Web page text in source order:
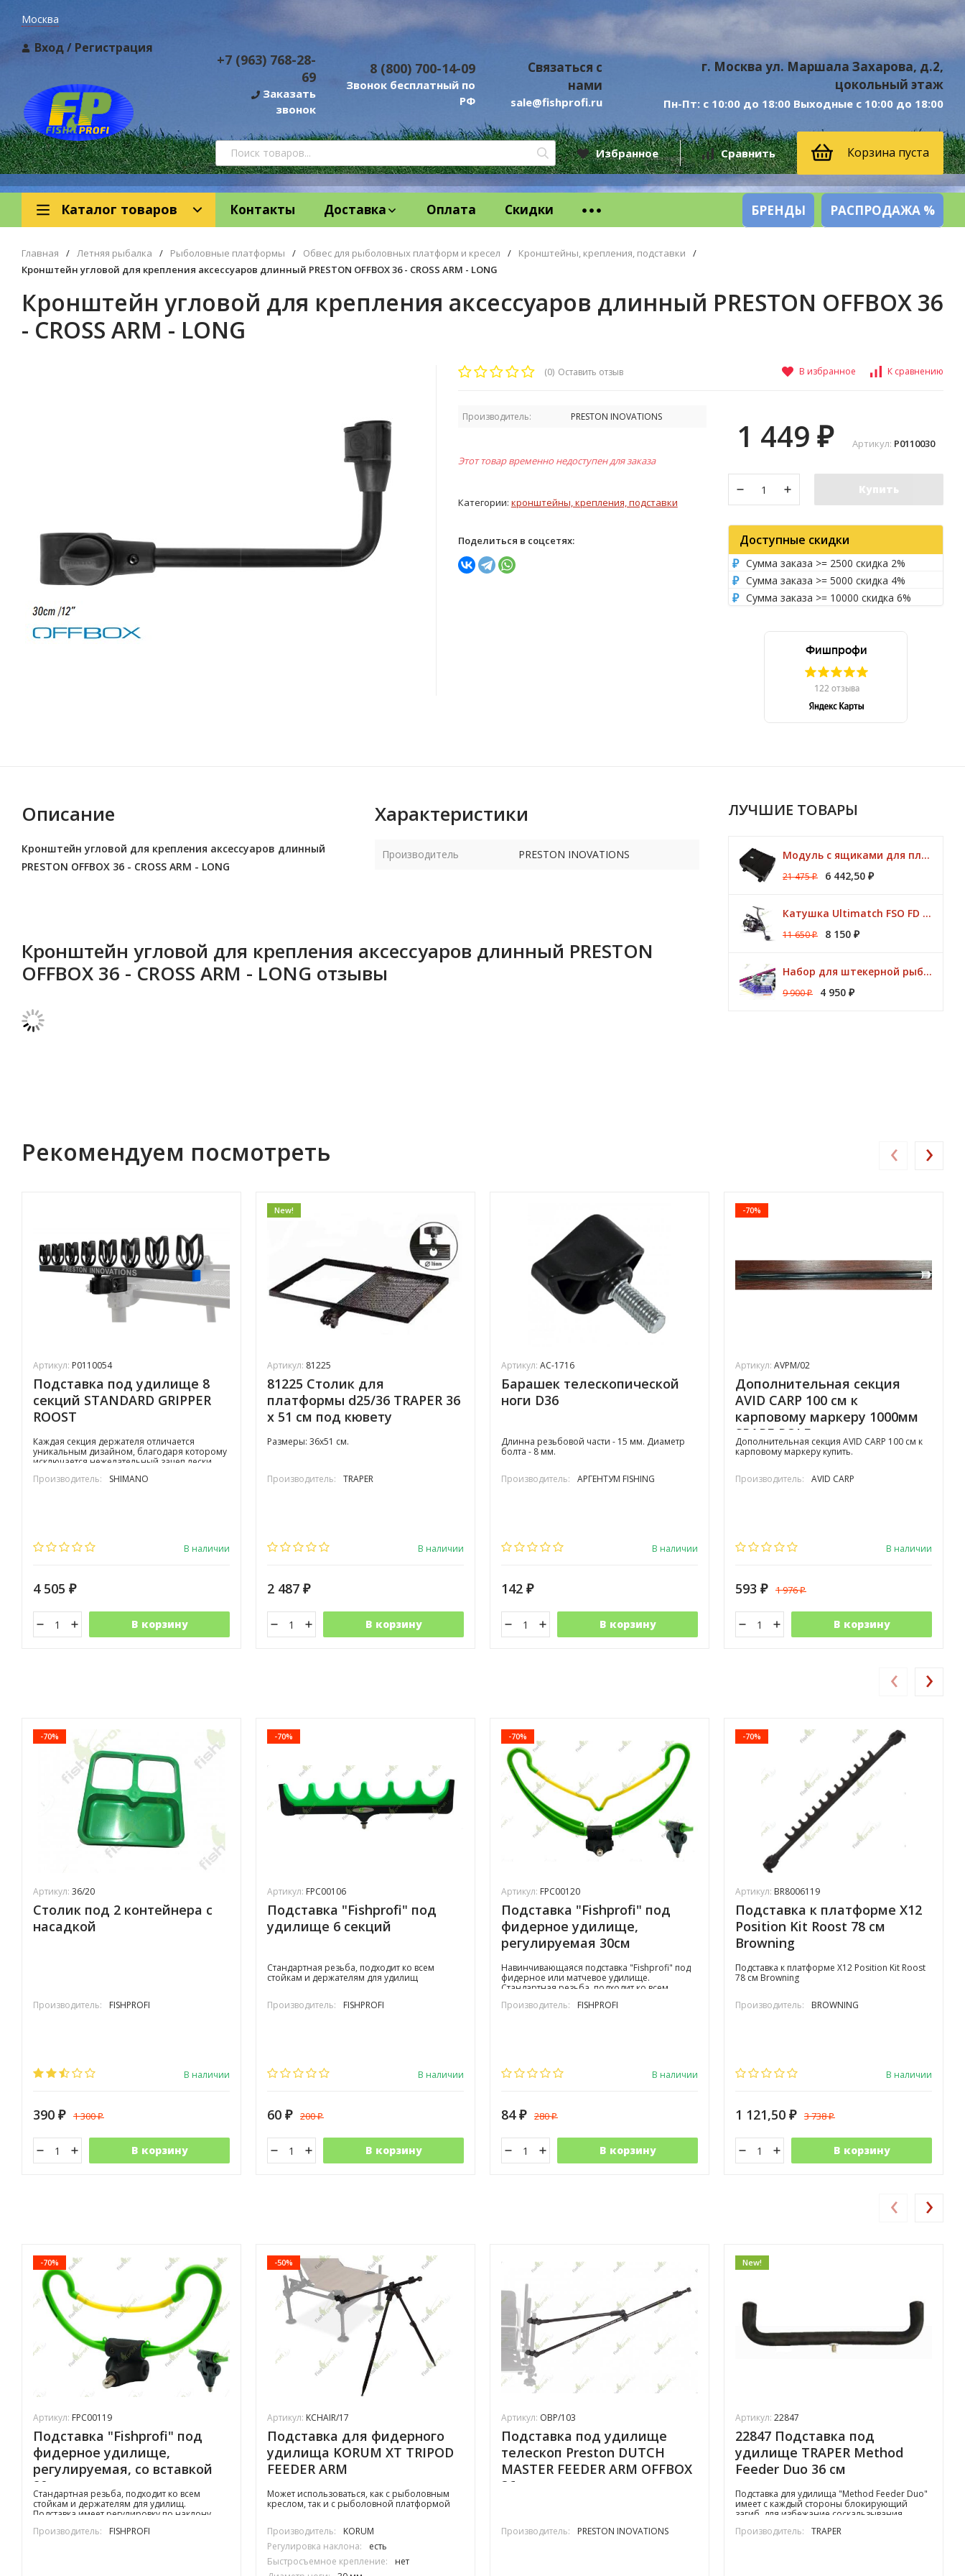
Москва
Вход/ Регистрация
+7 (963) 768-28-
69
Заказать
звонок
8 (800) 700-14-09
Звонок бесплатный по
РФ
Связаться с
нами
sale@fishprofi.ru
г. Москва ул. Маршала Захарова, д.2,
цокольный этаж
Пн-Пт: с 10:00 до 18:00 Выходные с 10:00 до 18:00
Избранное Сравнить Корзина пуста
Каталог товаров Контакты Доставка Оплата Скидки БРЕНДЫ РАСПРОДАЖА %
Главная / Летняя рыбалка / Рыболовные платформы / Обвес для рыболовных платформ и кресел / Кронштейны, крепления, подставки
/
Кронштейн угловой для крепления аксессуаров длинный PRESTON OFFBOX 36 - CROSS ARM - LONG
Кронштейн угловой для крепления аксессуаров длинный PRESTON OFFBOX 36
- CROSS ARM - LONG
(0) Оставить отзыв В избранное К сравнению
Производитель: PRESTON INOVATIONS
Этот товар временно недоступен для заказа
Категории: кронштейны, крепления, подставки
Поделиться в соцсетях:
Артикул: P0110030
1 449₽
Купить
Доступные скидки
Сумма заказа >= 2500 скидка 2%
Сумма заказа >= 5000 скидка 4%
Сумма заказа >= 10000 скидка 6%
ЛУЧШИЕ ТОВАРЫ
Модуль с ящиками для платформ Preston ONBOX
21 475₽ 6 442,50 ₽
Катушка Ultimatch FSO FD 835 8 подшипников 5,1:1 Browning
11 650₽ 8 150 ₽
Набор для штекерной рыбалки CLUB KORUM PINK Поплавок (удилище 7м, аксессуары)
9 900₽ 4 950 ₽
Описание
Кронштейн угловой для крепления аксессуаров длинный
PRESTON OFFBOX 36 - CROSS ARM - LONG
Характеристики
Производитель PRESTON INOVATIONS
Кронштейн угловой для крепления аксессуаров длинный PRESTON
OFFBOX 36 - CROSS ARM - LONG отзывы
Рекомендуем посмотреть
Артикул: P0110054
Подставка под удилище 8
секций STANDARD GRIPPER
ROOST
Каждая секция держателя отличается
уникальным дизайном, благодаря которому
исключается нежелательный зацеп лески.
Snap-Lok, что делает её чрезвычайно
Производитель: SHIMANO
В наличии
4 505 ₽
В корзину
New!
Артикул: 81225
81225 Столик для
платформы d25/36 TRAPER 36
х 51 см под кювету
​Размеры: 36х51 см.
Производитель: TRAPER
В наличии
2 487 ₽
В корзину
Артикул: AC-1716
Барашек телескопической
ноги D36
Длинна резьбовой части - 15 мм. Диаметр
болта - 8 мм.
Производитель: АРГЕНТУМ FISHING
В наличии
142 ₽
В корзину
-70%
Артикул: AVPM/02
Дополнительная секция
AVID CARP 100 см к
карповому маркеру 1000мм
SPARE POLE
Дополнительная секция AVID CARP 100 см к
карповому маркеру купить.
Производитель: AVID CARP
В наличии
593 ₽ 1 976₽
В корзину
‹ ›
-70%
Артикул: 36/20
Столик под 2 контейнера с
насадкой
Производитель: FISHPROFI
В наличии
390 ₽ 1 300₽
В корзину
-70%
Артикул: FPC00106
Подставка "Fishprofi" под
удилище 6 секций
Стандартная резьба, подходит ко всем
стойкам и держателям для удилищ
Производитель: FISHPROFI
В наличии
60 ₽ 200₽
В корзину
-70%
Артикул: FPC00120
Подставка "Fishprofi" под
фидерное удилище,
регулируемая 30см
Навинчивающаяся подставка "Fishprofi" под
фидерное или матчевое удилище.
Стандартная резьба, подходит ко всем
Производитель: FISHPROFI
В наличии
84 ₽ 280₽
В корзину
-70%
Артикул: BR8006119
Подставка к платформе X12
Position Kit Roost 78 см
Browning
Подставка к платформе X12 Position Kit Roost
78 см Browning
Производитель: BROWNING
В наличии
1 121,50 ₽ 3 738₽
В корзину
‹ ›
-70%
Артикул: FPC00119
Подставка "Fishprofi" под
фидерное удилище,
регулируемая, со вставкой
20см
Стандартная резьба, подходит ко всем
стойкам и держателям для удилищ.
Подставка имеет регулировку по наклону.
Производитель:
FISHPROFI
-50%
Артикул: KCHAIR/17
Подставка для фидерного
удилища KORUM XT TRIPOD
FEEDER ARM
Может использоваться, как с рыболовным
креслом, так и с рыболовной платформой
Производитель:
KORUM
Регулировка наклона:
есть
Быстросъемное крепление:
нет
Артикул: OBP/103
Подставка под удилище
телескоп Preston DUTCH
MASTER FEEDER ARM OFFBOX
36
Производитель: PRESTON INOVATIONS
New!
Артикул: 22847
22847 Подставка под
удилище TRAPER Method
Feeder Duo 36 см
Подставка для удилища "Method Feeder Duo"
имеет с каждый стороны блокирующий
загиб, для избежание соскальзывания
крупной рыбы.
Производитель: TRAPER
‹ ›